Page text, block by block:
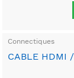
Connectiques
CABLE HDMI